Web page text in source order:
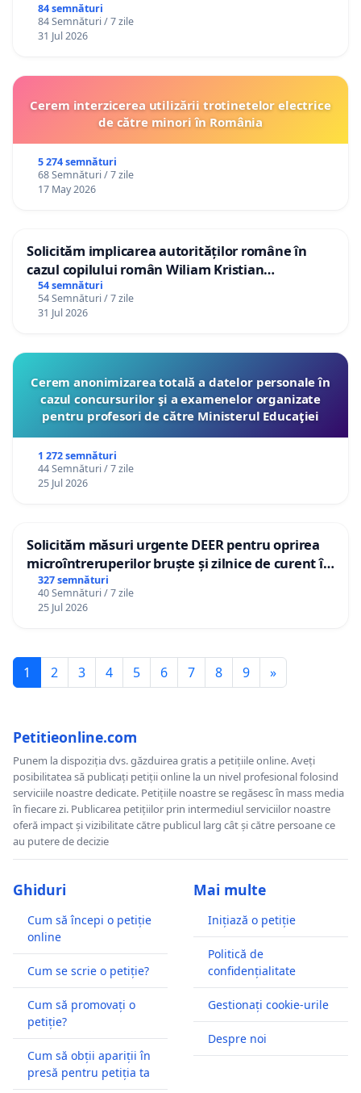
84 semnături
84 Semnături / 7 zile
31 Jul 2026
Cerem interzicerea utilizării trotinetelor electrice
de către minori în România
5 274 semnături
68 Semnături / 7 zile
17 May 2026
Solicităm implicarea autorităților române în
cazul copilului român Wiliam Kristian
Gheorghe, aflat în plasament în Danemarca de
12 ani
54 semnături
54 Semnături / 7 zile
31 Jul 2026
Cerem anonimizarea totală a datelor personale în
cazul concursurilor şi a examenelor organizate
pentru profesori de către Ministerul Educaţiei
1 272 semnături
44 Semnături / 7 zile
25 Jul 2026
Solicităm măsuri urgente DEER pentru oprirea
microîntreruperilor bruște și zilnice de curent în
Sâncraiu de Mureș și Nazna
327 semnături
40 Semnături / 7 zile
25 Jul 2026
1 2 3 4 5 6 7 8 9 »
Petitieonline.com
Punem la dispoziția dvs. găzduirea gratis a petițiile online. Aveți
posibilitatea să publicați petiții online la un nivel profesional folosind
serviciile noastre dedicate. Petițiile noastre se regăsesc în mass media
în fiecare zi. Publicarea petițiilor prin intermediul serviciilor noastre
oferă impact și vizibilitate către publicul larg cât și către persoane ce
au putere de decizie
Ghiduri
Cum să începi o petiție
online
Cum se scrie o petiție?
Cum să promovați o
petiție?
Cum să obții apariții în
presă pentru petiția ta
Mai multe
Inițiază o petiție
Politică de
confidențialitate
Gestionați cookie-urile
Despre noi